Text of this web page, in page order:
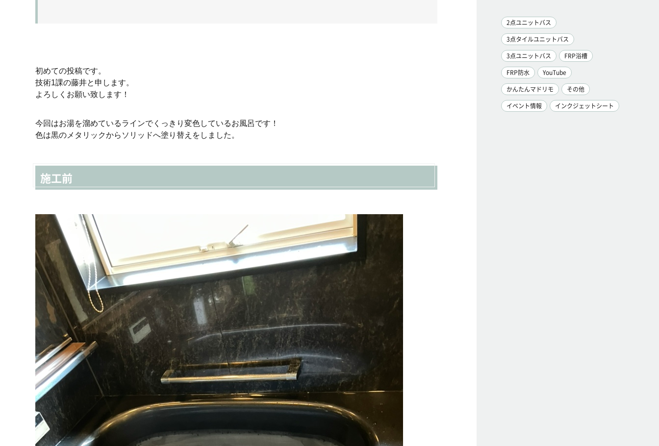
初めての投稿です。
技術1課の藤井と申します。
よろしくお願い致します！
今回はお湯を溜めているラインでくっきり変色しているお風呂です！
色は黒のメタリックからソリッドへ塗り替えをしました。
施工前
2点ユニットバス
3点タイルユニットバス
3点ユニットバス
FRP浴槽
FRP防水
YouTube
かんたんマドリモ
その他
イベント情報
インクジェットシート